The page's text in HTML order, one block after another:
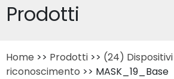
Prodotti
Home >> Prodotti >> (24)
riconoscimento >> MASK_19_Base